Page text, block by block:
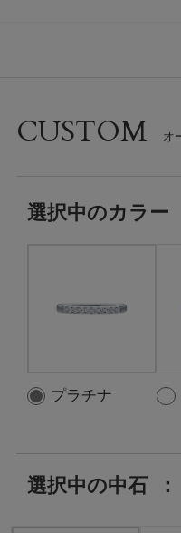
CUSTOM
選択中のカラー
プラチナ
選択中の中石 ：